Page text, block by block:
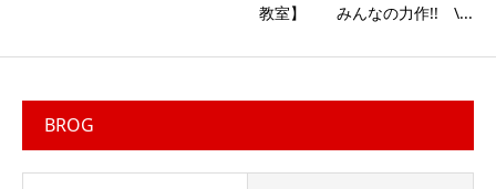
教室】 みんなの力作!! \...
BROG